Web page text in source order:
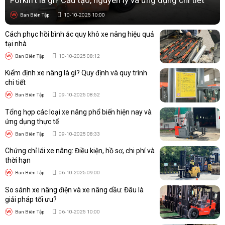
2 tấn
Sức nâng tốt, linh hoạt,
phù hợp đa dạng nhu
cầu
đa dạng trọng lượng
3
Nâng hàng rất nặng,
Kho hàng nặng,
không gian rộng
Kinh nghiệm chọn mua xe nâng tay cao 2
tấn
Xác định chiều cao nâng phù hợp
Khi chọn xe nâng tay cao 2 tấn, trước tiên bạn cần đo chính
xác chiều cao kệ hàng
, cửa container hoặc chiều cao thùng
xe tải mà bạn thường xuyên xếp dỡ. Xe nâng tay cao hiện có
nhiều lựa chọn như 1,6m – 2m – 3m, phù hợp với từng nhu cầu
cụ thể. Nếu kệ hàng của bạn cao 1,8m thì nên chọn loại nâng
tối thiểu 2m để đảm bảo thao tác an toàn và thuận tiện.
Ban Biên Tập 10-10-2025 10:00
Cách phục hồi bình ắc quy khô xe nâng hiệu quả
tại nhà
Ban Biên Tập 10-10-2025 08:12
Kiểm định xe nâng là gì? Quy định và quy trình
chi tiết
Ban Biên Tập 09-10-2025 08:52
Tổng hợp các loại xe nâng phổ biến hiện nay và
ứng dụng thực tế
Ban Biên Tập 09-10-2025 08:33
Chứng chỉ lái xe nâng: Điều kiện, hồ sơ, chi phí và
thời hạn
Ban Biên Tập 06-10-2025 09:00
So sánh xe nâng điện và xe nâng dầu: Đâu là
giải pháp tối ưu?
Ban Biên Tập 06-10-2025 10:00